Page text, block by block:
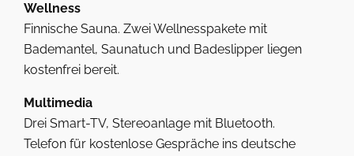
Wellness
Finnische Sauna. Zwei Wellnesspakete mit
Bademantel, Saunatuch und Badeslipper liegen
kostenfrei bereit.
Multimedia
Drei Smart-TV, Stereoanlage mit Bluetooth.
Telefon für kostenlose Gespräche ins deutsche